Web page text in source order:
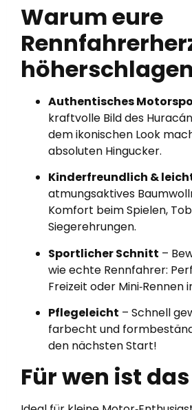
Warum eure
Authentisches
kraftvolle Bild des
dem ikonischen Look
absoluten Hingucker.
Kinderfreundlich &
atmungsaktives
Komfort beim Spielen,
Siegerehrungen.
Sportlicher Schnitt –
wie echte Rennfahrer:
Freizeit oder Mini‑Rennen
Pflegeleicht – Schnell
farbecht und
den nächsten Start!
Für wen ist